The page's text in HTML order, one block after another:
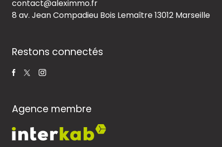
contact@aleximmo.fr
8 av. Jean Compadieu Bois Lemaître13012 Marseille
Restons connectés
Agence membre